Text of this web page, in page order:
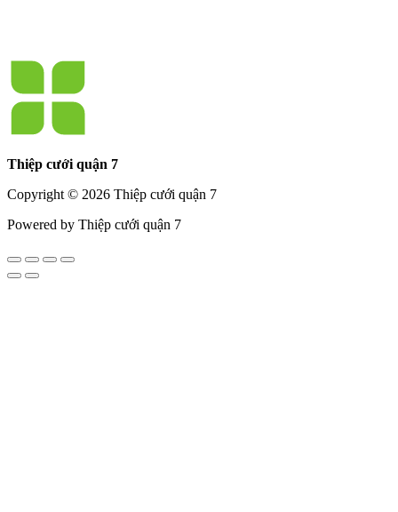
Thiệp cưới quận 7
Copyright © 2026 Thiệp cưới quận 7
Powered by Thiệp cưới quận 7